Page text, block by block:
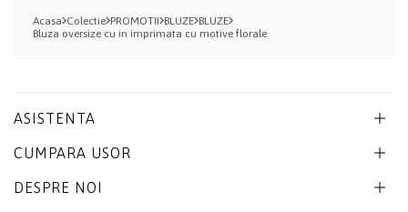
Acasa Colectie PROMOTII BLUZE BLUZE
Bluza oversize cu in imprimata cu motive florale
ASISTENTA
CUMPARA USOR
DESPRE NOI